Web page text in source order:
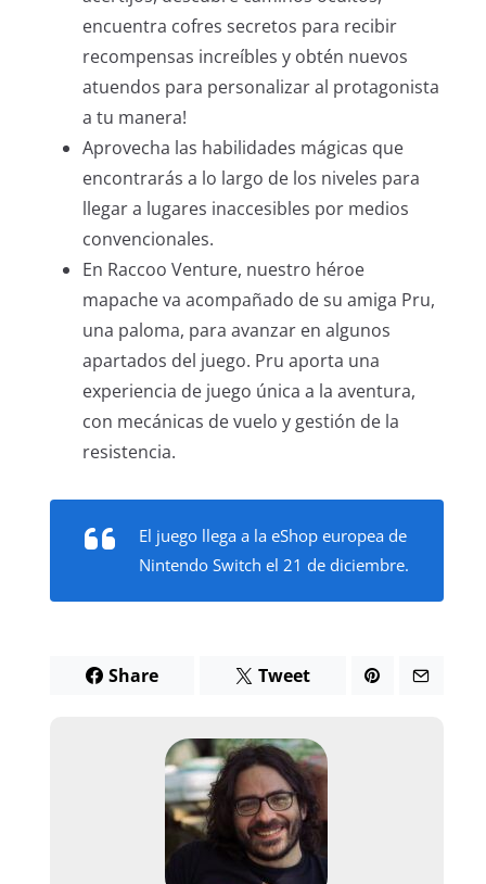
encuentra cofres secretos para recibir
recompensas increíbles y obtén nuevos
atuendos para personalizar al protagonista
a tu manera!
Aprovecha las habilidades mágicas que
encontrarás a lo largo de los niveles para
llegar a lugares inaccesibles por medios
convencionales.
En Raccoo Venture, nuestro héroe
mapache va acompañado de su amiga Pru,
una paloma, para avanzar en algunos
apartados del juego. Pru aporta una
experiencia de juego única a la aventura,
con mecánicas de vuelo y gestión de la
resistencia.
El juego llega a la eShop europea de
Nintendo Switch el 21 de diciembre.
Share Tweet